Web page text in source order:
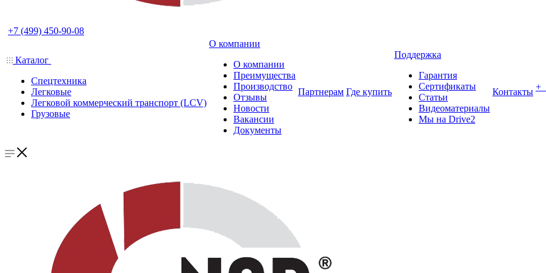
+7 (499) 450-90-08
Каталог
Спецтехника
Легковые
Легковой коммерческий транспорт (LCV)
Грузовые
О компании
О компании
Преимущества
Производство
Отзывы
Новости
Вакансии
Документы
Партнерам Где купить
Поддержка
Гарантия
Сертификаты
Статьи
Видеоматериалы
Мы на Drive2
Контакты +